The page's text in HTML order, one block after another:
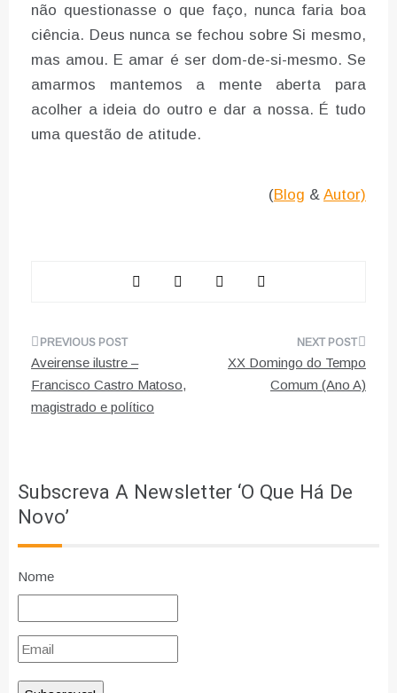
não questionasse o que faço, nunca faria boa
ciência. Deus nunca se fechou sobre Si mesmo,
mas amou. E amar é ser dom-de-si-mesmo. Se
amarmos mantemos a mente aberta para
acolher a ideia do outro e dar a nossa. É tudo
uma questão de atitude.
(Blog & Autor)
Navegação
de
artigos
Aveirense ilustre –
Francisco Castro Matoso,
magistrado e político
XX Domingo do Tempo
Comum (Ano A)
Subscreva A Newsletter ‘O Que Há De
Novo’
Nome